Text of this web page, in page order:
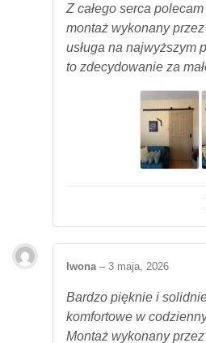
Z całego serca
montaż wykonany
usługa na najwyższym
to zdecydowanie za
Iwona – 3 maja, 2026
Bardzo pięknie i
komfortowe w
Montaż wykonany